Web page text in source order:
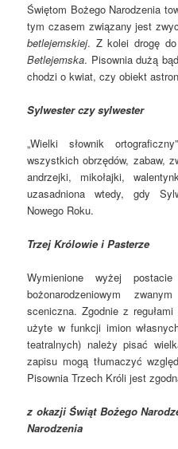
Świętom Bożego Narodzenia
tym czasem związany jest
betlejemskiej. Z kolei drogę do
Betlejemska. Pisownia dużą
chodzi o kwiat, czy obiekt
Sylwester czy sylwester
„Wielki słownik
wszystkich obrzędów, zabaw,
andrzejki, mikołajki,
uzasadniona wtedy, gdy
Nowego Roku.
Trzej Królowie i Pasterze
Wymienione wyżej
bożonarodzeniowym
sceniczna. Zgodnie z
użyte w funkcji imion
teatralnych) należy pisać
zapisu mogą tłumaczyć
Pisownia Trzech Króli jest
z okazji Świąt Bożego
Narodzenia